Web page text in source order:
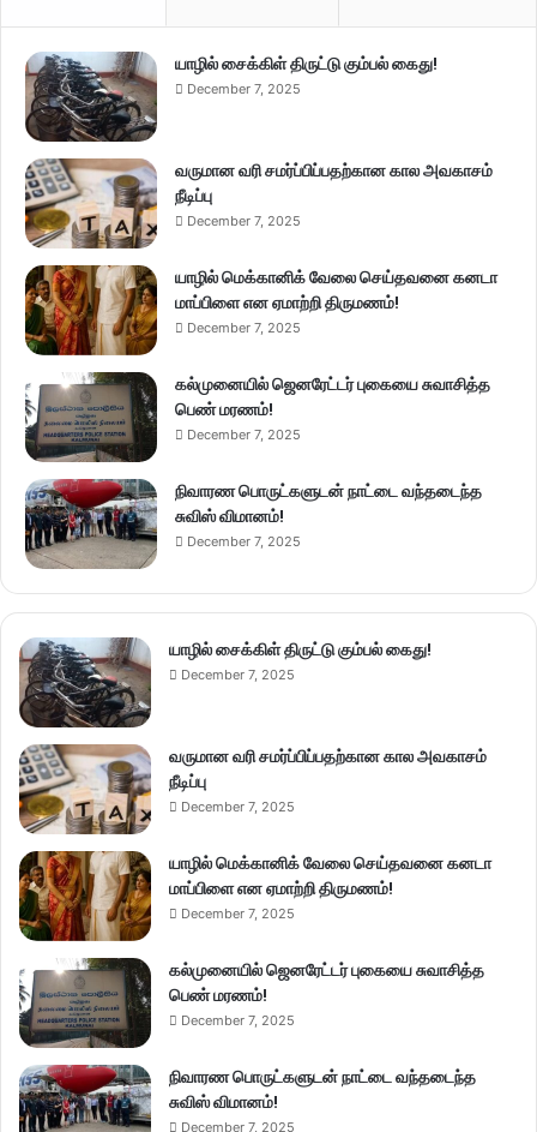
யாழில் சைக்கிள் திருட்டு கும்பல் கைது!
December 7, 2025
வருமான வரி சமர்ப்பிப்பதற்கான கால அவகாசம்
நீடிப்பு
December 7, 2025
யாழில் மெக்கானிக் வேலை செய்தவனை கனடா
மாப்பிளை என ஏமாற்றி திருமணம்!
December 7, 2025
கல்முனையில் ஜெனரேட்டர் புகையை சுவாசித்த
பெண் மரணம்!
December 7, 2025
நிவாரண பொருட்களுடன் நாட்டை வந்தடைந்த
சுவிஸ் விமானம்!
December 7, 2025
யாழில் சைக்கிள் திருட்டு கும்பல் கைது!
December 7, 2025
வருமான வரி சமர்ப்பிப்பதற்கான கால அவகாசம்
நீடிப்பு
December 7, 2025
யாழில் மெக்கானிக் வேலை செய்தவனை கனடா
மாப்பிளை என ஏமாற்றி திருமணம்!
December 7, 2025
கல்முனையில் ஜெனரேட்டர் புகையை சுவாசித்த
பெண் மரணம்!
December 7, 2025
நிவாரண பொருட்களுடன் நாட்டை வந்தடைந்த
சுவிஸ் விமானம்!
December 7, 2025